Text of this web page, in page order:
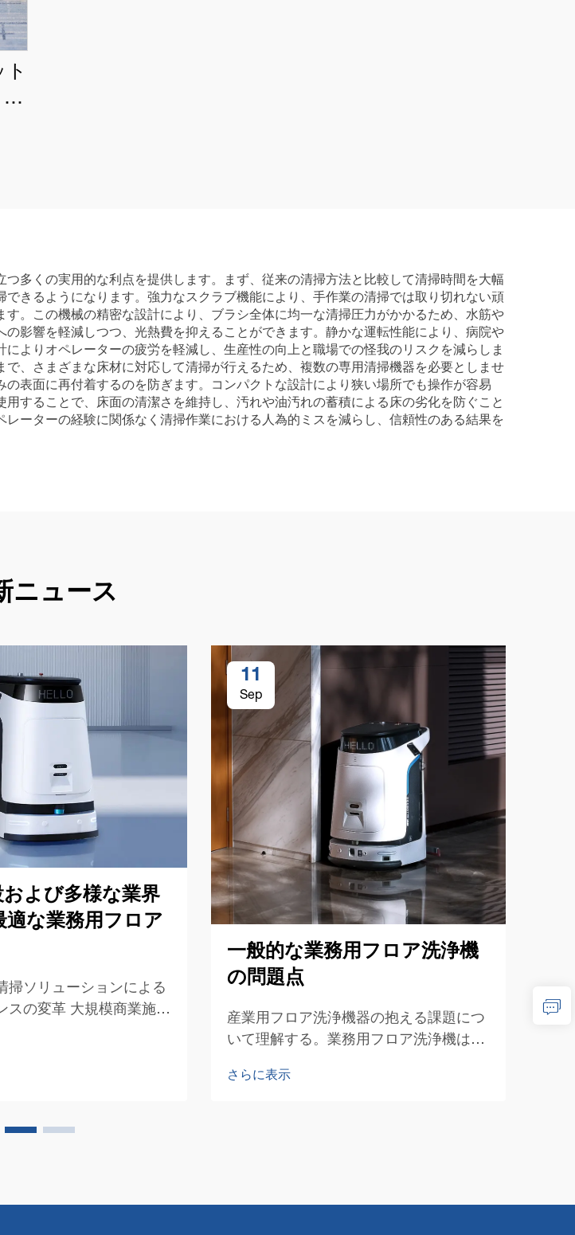
ト
多くの実用的な利点を提供します。まず、従来の清掃方法と比較して清掃時間を大幅
きるようになります。強力なスクラブ機能により、手作業の清掃では取り切れない頑
。この機械の精密な設計により、ブラシ全体に均一な清掃圧力がかかるため、水筋や
影響を軽減しつつ、光熱費を抑えることができます。静かな運転性能により、病院や
よりオペレーターの疲労を軽減し、生産性の向上と職場での怪我のリスクを減らしま
、さまざまな床材に対応して清掃が行えるため、複数の専用清掃機器を必要としませ
表面に再付着するのを防ぎます。コンパクトな設計により狭い場所でも操作が容易
することで、床面の清潔さを維持し、汚れや油汚れの蓄積による床の劣化を防ぐこと
ーターの経験に関係なく清掃作業における人為的ミスを減らし、信頼性のある結果を
ニュース
よび多様な業界
適な業務用フロア
掃ソリューションによる
スの変革 大規模商業施設
なソリューションを必要
11
Sep
一般的な業務用フロア洗浄機
の問題点
産業用フロア洗浄機器の抱える課題につ
いて理解する。業務用フロア洗浄機は、
持するために不可欠なツールです。小売
さらに表示
プ